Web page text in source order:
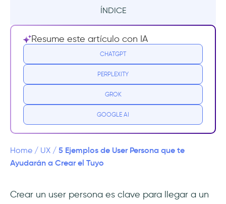
ÍNDICE
¿Qué es un user persona?
Cómo crear user personas
Ejemplos típicos de user persona +
User Persona 1: John, empresario
clientes
User Persona 4: Phoebe, diseñadora de UX
Resume este artículo con IA
CHATGPT
PERPLEXITY
GROK
GOOGLE AI
Home / UX / 5 Ejemplos de User Persona que te
Ayudarán a Crear el Tuyo
Crear un user persona es clave para llegar a un